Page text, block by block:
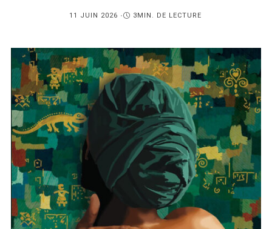
PUBLIÉ
11 JUIN 2026 3MIN. DE LECTURE